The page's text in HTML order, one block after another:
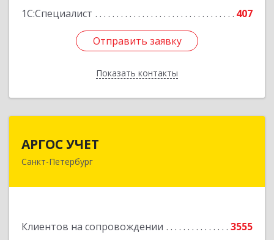
1С:Специалист
407
Отправить заявку
Показать контакты
Отправить заявку
Назад
АРГОС УЧЕТ
Санкт-Петербург
Клиентов на сопровождении
3555
196191, Санкт-Петербург г, Конституции пл,